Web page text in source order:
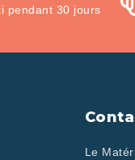
pendant 30 jours
Le